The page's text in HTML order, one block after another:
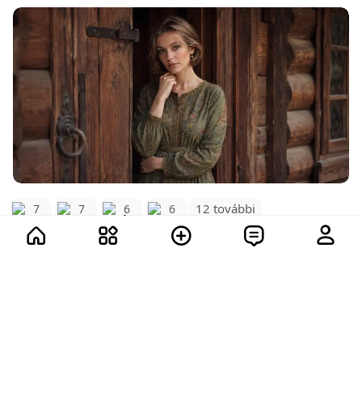
7 7 6 6 12 további
28 4.1K